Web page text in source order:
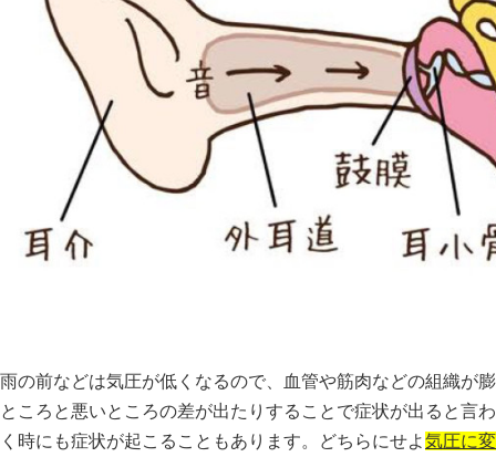
雨の前などは気圧が低くなるので、血管や筋肉などの組織が
ところと悪いところの差が出たりすることで症状が出ると言
く時にも症状が起こることもあります。どちらにせよ気圧に